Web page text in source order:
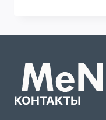
КОНТАКТЫ